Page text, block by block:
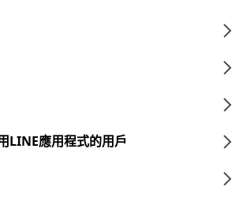
LINE應用程式的用戶